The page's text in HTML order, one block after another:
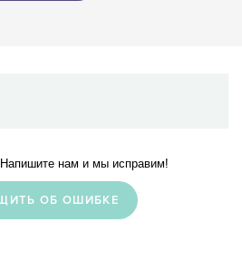
нам и мы исправим!
ОБ ОШИБКЕ